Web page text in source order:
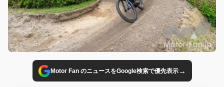
Motor Fan のニュースをGoogle検索で優先表示→